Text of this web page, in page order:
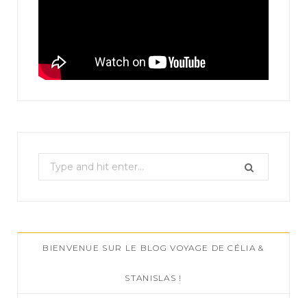
e
c
hBIENVENUE SUR LE BLOG VOYAGE DE CÉLIA &
STANISLAS !